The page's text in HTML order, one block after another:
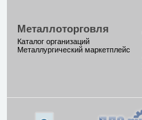
Металлоторговля
Каталог организаций
Металлургический маркетплейс